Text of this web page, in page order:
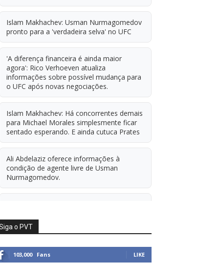
Islam Makhachev: Usman Nurmagomedov
pronto para a 'verdadeira selva' no UFC
'A diferença financeira é ainda maior
agora': Rico Verhoeven atualiza
informações sobre possível mudança para
o UFC após novas negociações.
Islam Makhachev: Há concorrentes demais
para Michael Morales simplesmente ficar
sentado esperando. E ainda cutuca Prates
Ali Abdelaziz oferece informações à
condição de agente livre de Usman
Nurmagomedov.
Usman Nurmagomedov no UFC, prevê
treinador renomado.
o PVT
103,000 Fans LIKE